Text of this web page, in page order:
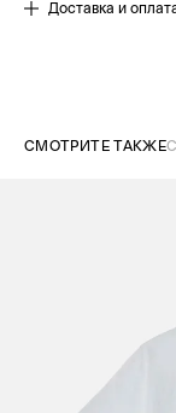
Доставка и
СМОТРИТЕ ТАКЖЕ